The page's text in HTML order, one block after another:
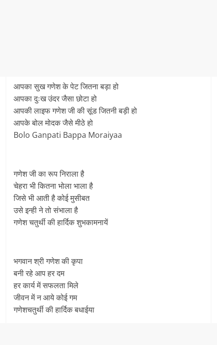
आपका सुख गणेश के पेट जितना बड़ा हो
आपका दुःख उंदर जैसा छोटा हो
आपकी लाइफ गणेश जी की सूंड जितनी बड़ी हो
आपके बोल मोदक जैसे मीठे हो
Bolo Ganpati Bappa Moraiyaa
गणेश जी का रूप निराला है
चेहरा भी कितना भोला भाला है
जिसे भी आती है कोई मुसीबत
उसे इन्ही ने तो संभाला है
गणेश चतुर्थी की हार्दिक शुभकामनायें
भगवान श्री गणेश की कृपा
बनी रहे आप हर दम
हर कार्य में सफलता मिले
जीवन में न आये कोई गम
गणेशचतुर्थी की हार्दिक बधाईया